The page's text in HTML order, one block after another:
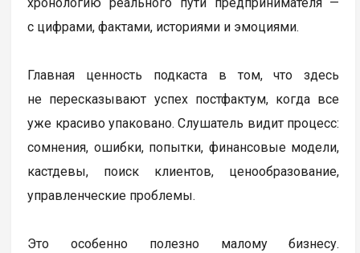
с цифрами, фактами, историями и эмоциями.
Главная ценность подкаста в том, что здесь
не пересказывают успех постфактум, когда все
уже красиво упаковано. Слушатель видит процесс:
сомнения, ошибки, попытки, финансовые модели,
кастдевы, поиск клиентов, ценообразование,
управленческие проблемы.
Это особенно полезно малому бизнесу.